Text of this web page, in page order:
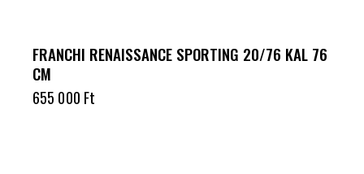
FRANCHI RENAISSANCE SPORTING 20/76 KAL 76
CM
655 000 Ft